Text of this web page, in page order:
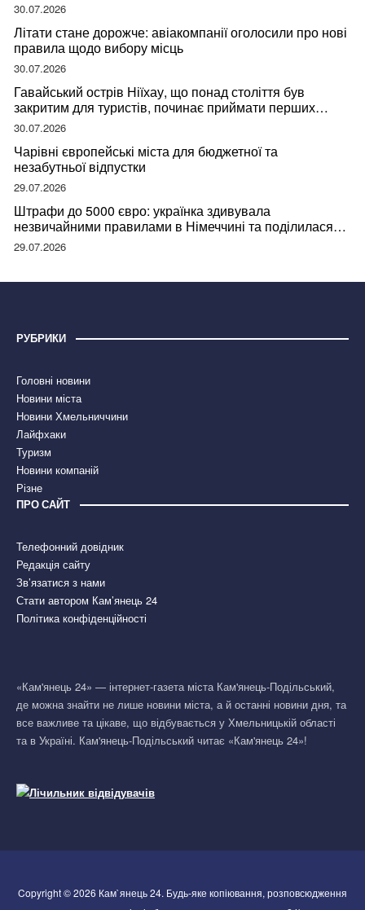
30.07.2026
Літати стане дорожче: авіакомпанії оголосили про нові
правила щодо вибору місць
30.07.2026
Гавайський острів Ніїхау, що понад століття був
закритим для туристів, починає приймати перших
відвідувачів
30.07.2026
Чарівні європейські міста для бюджетної та
незабутньої відпустки
29.07.2026
Штрафи до 5000 євро: українка здивувала
незвичайними правилами в Німеччині та поділилася
правдою
29.07.2026
РУБРИКИ
Головні новини
Новини міста
Новини Хмельниччини
Лайфхаки
Туризм
Новини компаній
Різне
ПРО САЙТ
Телефонний довідник
Редакція сайту
Зв’язатися з нами
Стати автором Кам’янець 24
Політика конфіденційності
«Кам'янець 24» — інтернет-газета міста Кам'янець-Подільський,
де можна знайти не лише новини міста, а й останні новини дня, та
все важливе та цікаве, що відбувається у Хмельницькій області
та в Україні. Кам'янець-Подільський читає «Кам'янець 24»!
Copyright © 2026 Кам`янець 24. Будь-яке копіювання, розповсюдження